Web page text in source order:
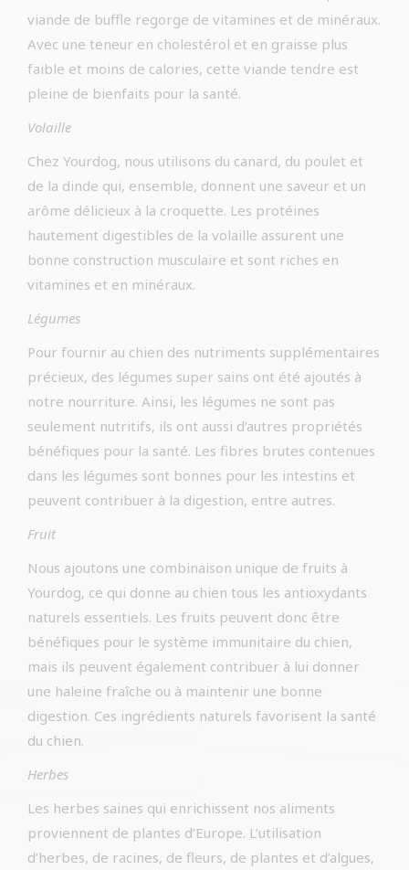
viande de buffle regorge de vitamines et de minéraux.
Avec une teneur en cholestérol et en graisse plus
faible et moins de calories, cette viande tendre est
pleine de bienfaits pour la santé.
Volaille
Chez Yourdog, nous utilisons du canard, du poulet et
de la dinde qui, ensemble, donnent une saveur et un
arôme délicieux à la croquette. Les protéines
hautement digestibles de la volaille assurent une
bonne construction musculaire et sont riches en
vitamines et en minéraux.
Légumes
Pour fournir au chien des nutriments supplémentaires
précieux, des légumes super sains ont été ajoutés à
notre nourriture. Ainsi, les légumes ne sont pas
seulement nutritifs, ils ont aussi d’autres propriétés
bénéfiques pour la santé. Les fibres brutes contenues
dans les légumes sont bonnes pour les intestins et
peuvent contribuer à la digestion, entre autres.
Fruit
Nous ajoutons une combinaison unique de fruits à
Yourdog, ce qui donne au chien tous les antioxydants
naturels essentiels. Les fruits peuvent donc être
bénéfiques pour le système immunitaire du chien,
mais ils peuvent également contribuer à lui donner
une haleine fraîche ou à maintenir une bonne
digestion. Ces ingrédients naturels favorisent la santé
du chien.
Herbes
Les herbes saines qui enrichissent nos aliments
proviennent de plantes d’Europe. L’utilisation
d’herbes, de racines, de fleurs, de plantes et d’algues,